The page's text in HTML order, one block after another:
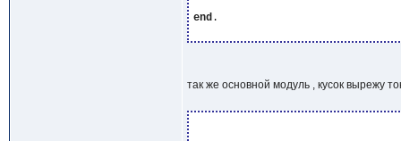
end.
так же основной модуль , кусок вырежу